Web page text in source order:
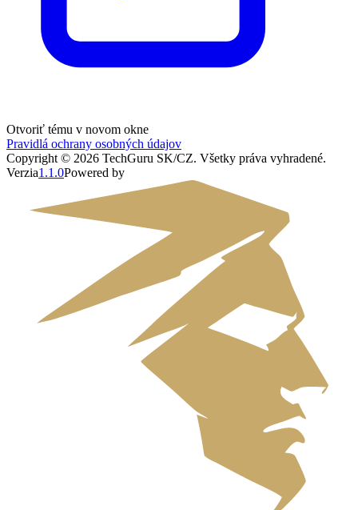
Otvoriť tému v novom okne
Pravidlá ochrany osobných údajov
Copyright © 2026 TechGuru SK/CZ. Všetky práva vyhradené.
Verzia1.1.0Powered by